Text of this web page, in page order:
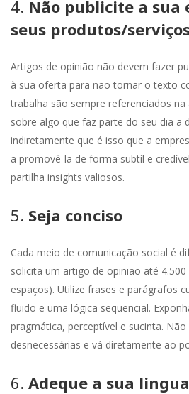
4. Não publicite a sua
seus produtos/
Artigos de opinião não devem fazer
à sua oferta para não tornar o texto
trabalha são sempre referenciados
sobre algo que faz parte do seu dia a
indiretamente que é isso que a
a promovê-la de forma subtil e
partilha insights valiosos.
5. Seja conciso
Cada meio de comunicação social é
solicita um artigo de opinião até
espaços). Utilize frases e parágrafos
fluido e uma lógica sequencial.
pragmática, perceptível e sucinta.
desnecessárias e vá diretamente ao
6. Adeque a sua